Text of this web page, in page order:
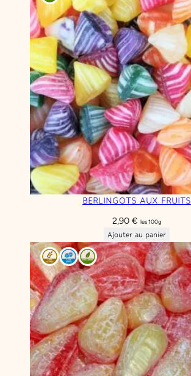
BERLINGOTS AUX FRUITS
2,90 € les 100g
Ajouter au panier